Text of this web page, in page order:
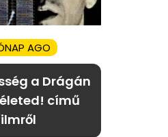
AGO
a Drágán
című